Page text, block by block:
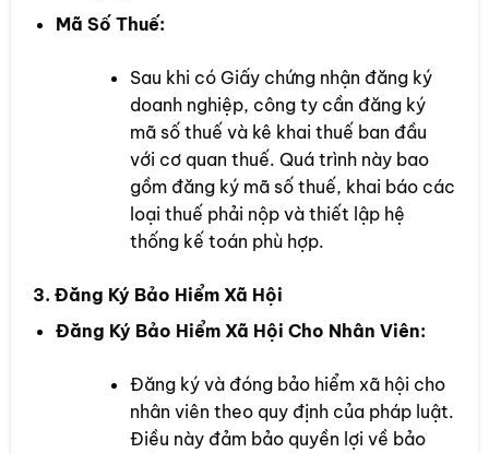
Mã Số Thuế:
Sau khi có Giấy chứng nhận đăng ký
doanh nghiệp, công ty cần đăng ký
mã số thuế và kê khai thuế ban đầu
với cơ quan thuế. Quá trình này bao
gồm đăng ký mã số thuế, khai báo các
loại thuế phải nộp và thiết lập hệ
thống kế toán phù hợp.
3. Đăng Ký Bảo Hiểm Xã Hội
Đăng Ký Bảo Hiểm Xã Hội Cho Nhân Viên:
Đăng ký và đóng bảo hiểm xã hội cho
nhân viên theo quy định của pháp luật.
Điều này đảm bảo quyền lợi về bảo